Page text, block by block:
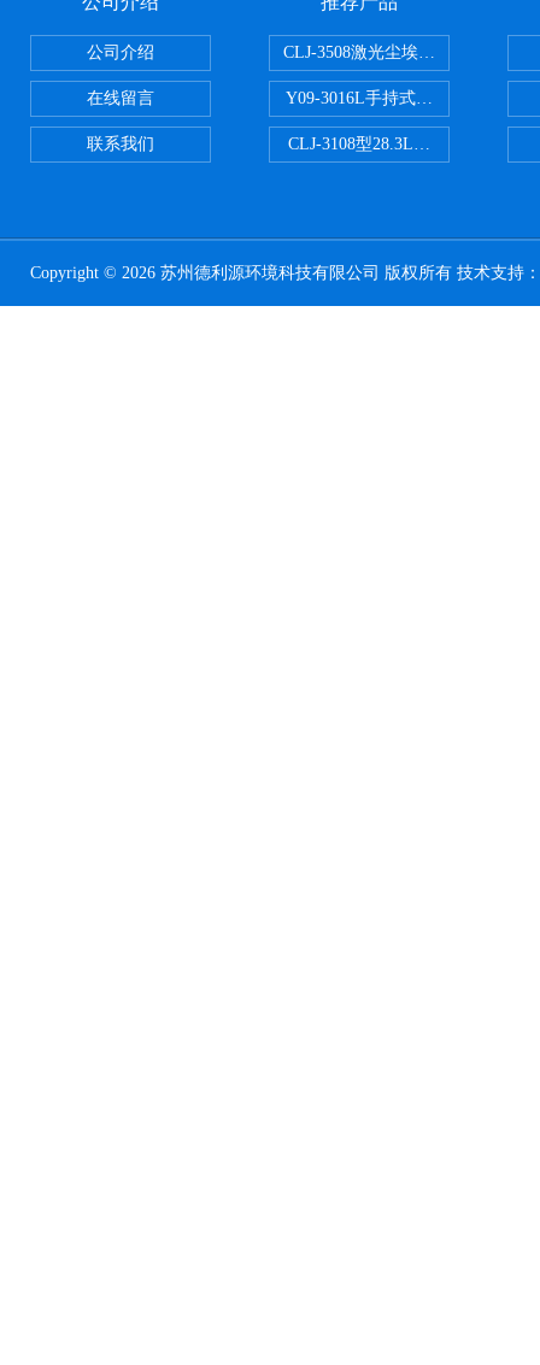
公司介绍
在线留言
联系我们
CLJ-3508激光尘埃粒子计数器50L
Y09-3016L手持式高精度激光尘埃
CLJ-3108型28.3L尘埃粒子计数
Copyright © 2026 苏州德利源环境科技有限公司 版权所有 技术支持：